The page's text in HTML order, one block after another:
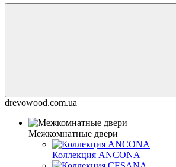
drevowood.com.ua
Межкомнатные двери
Коллеĸция ANCONA